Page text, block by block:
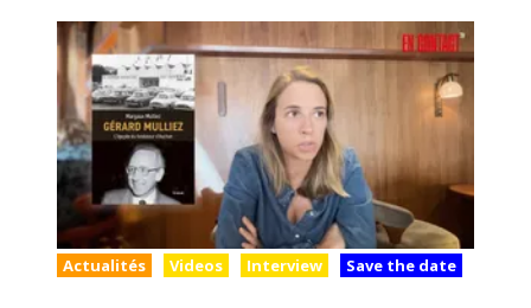
Actualités Videos Interview Save the date